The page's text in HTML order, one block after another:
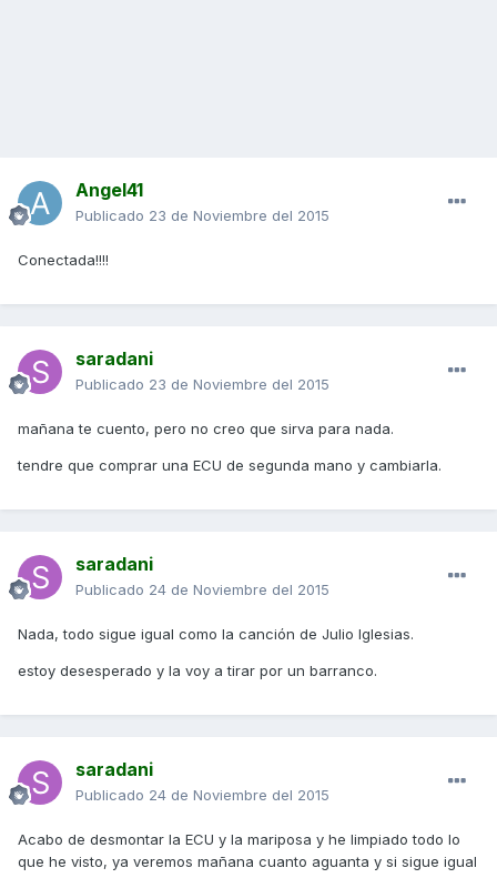
Angel41
Publicado 23 de Noviembre del 2015
Conectada!!!!
saradani
Publicado 23 de Noviembre del 2015
mañana te cuento, pero no creo que sirva para nada.
tendre que comprar una ECU de segunda mano y cambiarla.
saradani
Publicado 24 de Noviembre del 2015
Nada, todo sigue igual como la canción de Julio Iglesias.
estoy desesperado y la voy a tirar por un barranco.
saradani
Publicado 24 de Noviembre del 2015
Acabo de desmontar la ECU y la mariposa y he limpiado todo lo
que he visto, ya veremos mañana cuanto aguanta y si sigue igual